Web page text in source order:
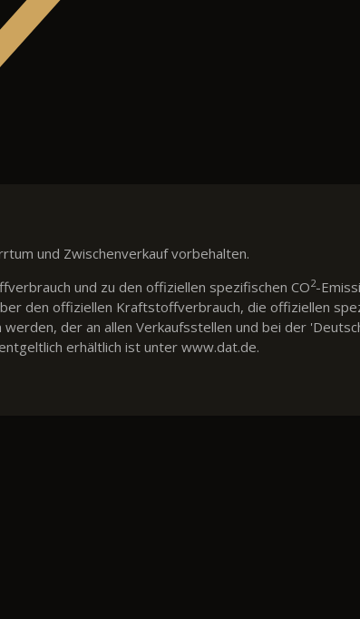
und Zwischenverkauf vorbehalten.
und zu den offiziellen spezifischen CO2-
den offiziellen Kraftstoffverbrauch, die offiziellen
der an allen Verkaufsstellen und bei der
erhältlich ist unter www.dat.de.